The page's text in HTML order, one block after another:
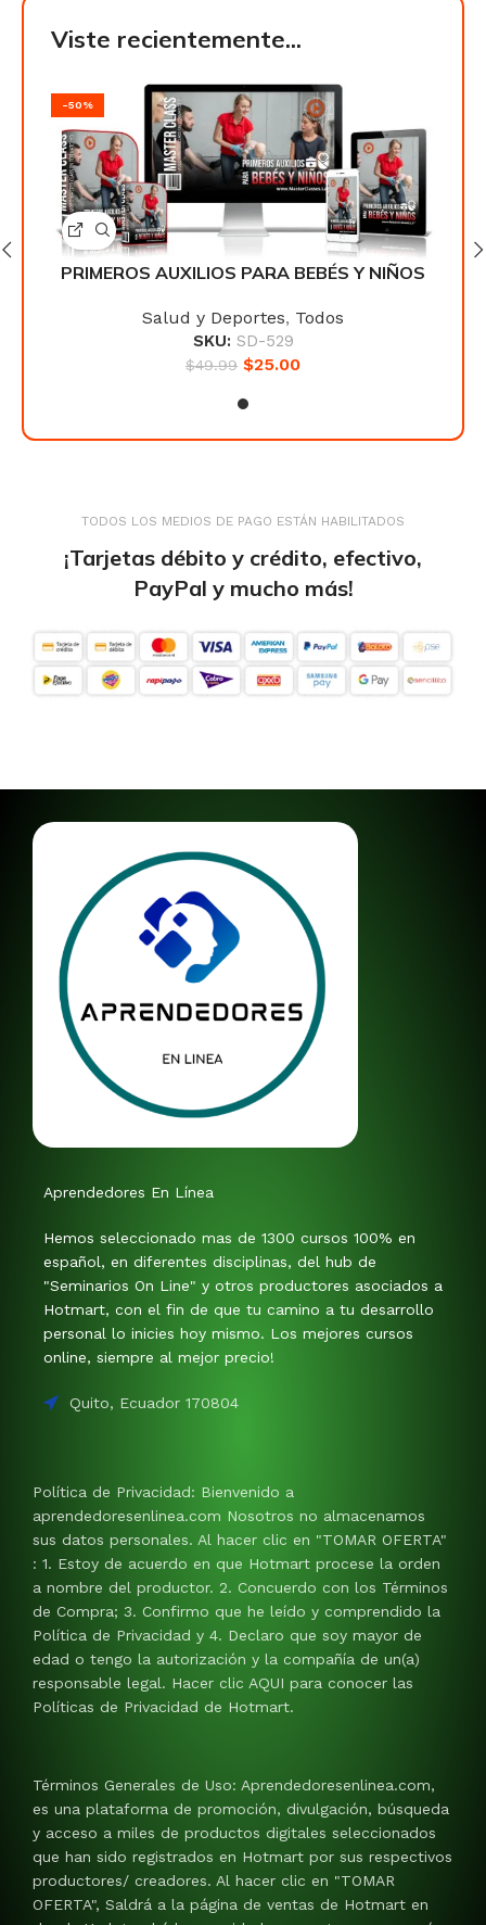
Viste recientemente...
-50%
PRIMEROS AUXILIOS PARA BEBÉS Y NIÑOS
Salud y Deportes, Todos
SKU: SD-529
$49.99 $25.00
TODOS LOS MEDIOS DE PAGO ESTÁN HABILITADOS
¡Tarjetas débito y crédito, efectivo,
PayPal y mucho más!
Aprendedores En Línea
Hemos seleccionado mas de 1300 cursos 100% en
español, en diferentes disciplinas, del hub de
"Seminarios On Line" y otros productores asociados a
Hotmart, con el fin de que tu camino a tu desarrollo
personal lo inicies hoy mismo. Los mejores cursos
online, siempre al mejor precio!
Quito, Ecuador 170804
Política de Privacidad: Bienvenido a
aprendedoresenlinea.com Nosotros no almacenamos
sus datos personales. Al hacer clic en "TOMAR OFERTA"
: 1. Estoy de acuerdo en que Hotmart procese la orden
a nombre del productor. 2. Concuerdo con los Términos
de Compra; 3. Confirmo que he leído y comprendido la
Política de Privacidad y 4. Declaro que soy mayor de
edad o tengo la autorización y la compañía de un(a)
responsable legal. Hacer clic AQUI para conocer las
Políticas de Privacidad de Hotmart.
Términos Generales de Uso: Aprendedoresenlinea.com,
es una plataforma de promoción, divulgación, búsqueda
y acceso a miles de productos digitales seleccionados
que han sido registrados en Hotmart por sus respectivos
productores/ creadores. Al hacer clic en "TOMAR
OFERTA", Saldrá a la página de ventas de Hotmart en